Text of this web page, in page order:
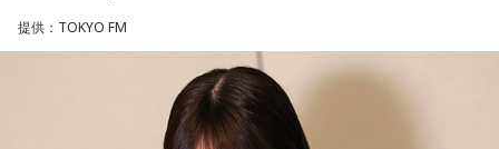
1月22日（日）は横浜・日産グローバル本社ギャラリーで、2
人の新しい門出を一緒にお祝いしませんか？
施設で話を聞いた菅井は、「そういう場所があってよかった
な、素晴らしい素敵な取り組みだなと実際に行かせていただ
提供：TOKYO FM